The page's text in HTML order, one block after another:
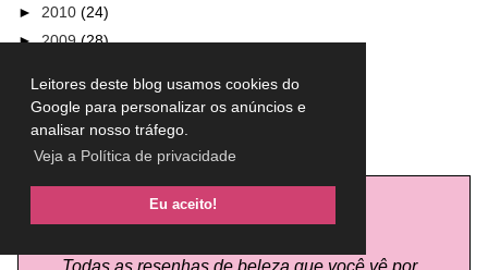
Leitores deste blog usamos cookies do
Google para personalizar os anúncios e
analisar nosso tráfego.
Veja a Política de privacidade
Eu aceito!
► 2010 (24)
►2009(28)
► 2007
AVISO IMPORTANTE: